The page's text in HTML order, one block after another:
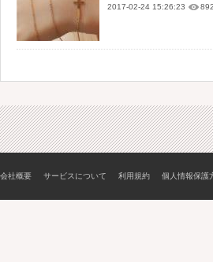
2017-02-24 15:26:23
会社概要 サービスについて 利用規約 個人情報保護